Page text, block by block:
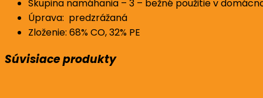
Skupina namáhania – 3 – bežné použitie v
Úprava: predzrážaná
Zloženie: 68% CO, 32% PE
Súvisiace produkty